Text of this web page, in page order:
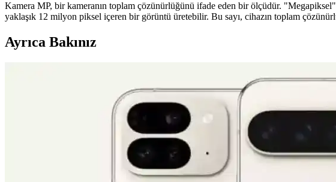
Kamera MP, bir kameranın toplam çözünürlüğünü ifade eden bir ölçüdür.
yaklaşık 12 milyon piksel içeren bir görüntü üretebilir. Bu sayı, cihazın toplam
Ayrıca Bakınız
Apple iPhone 16 Plus 512GB Pembe Akıllı Telefon Gelişmiş
Apple iPhone 16 Plus, 512GB depolama, gelişmiş kamera özellikleri ve dayanıklı
AirPods Pro 4'te Kızılötesi Kameralar ve Kullanıcı Deneyimine
AirPods Pro 4'te kızılötesi kameralarla el hareketleri tanıma ve Apple Vision Pro
Apple iPhone 16 Pro Max 512GB Siyah: Gelişmiş Kamera ve